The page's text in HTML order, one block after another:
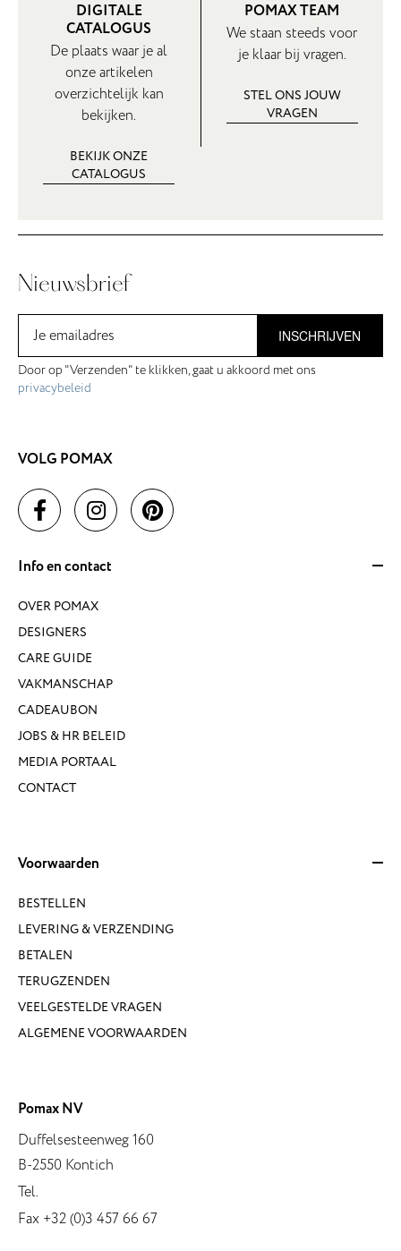
DIGITALE
CATALOGUS
De plaats waar je al
onze artikelen
overzichtelijk kan
bekijken.
BEKIJK ONZE
CATALOGUS
POMAX TEAM
We staan steeds voor
je klaar bij vragen.
STEL ONS JOUW
VRAGEN
Nieuwsbrief
INSCHRIJVEN
Door op "Verzenden" te klikken, gaat u akkoord met ons
privacybeleid
VOLG POMAX
Info en contact
OVER POMAX
DESIGNERS
CARE GUIDE
VAKMANSCHAP
CADEAUBON
JOBS & HR BELEID
MEDIA PORTAAL
CONTACT
Voorwaarden
BESTELLEN
LEVERING & VERZENDING
BETALEN
TERUGZENDEN
VEELGESTELDE VRAGEN
ALGEMENE VOORWAARDEN
Pomax NV
Duffelsesteenweg 160
B-2550 Kontich
Tel.
Fax +32 (0)3 457 66 67